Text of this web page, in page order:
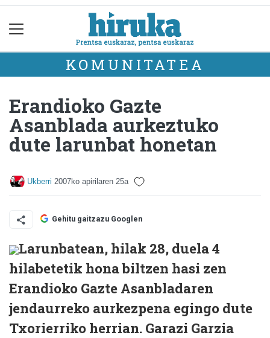
KOMUNITATEA
Erandioko Gazte
Asanblada aurkeztuko
dute larunbat honetan
Ukberri 2007ko apirilaren 25a
Gehitu gaitzazu Googlen
Larunbatean, hilak 28, duela 4
hilabetetik hona biltzen hasi zen
Erandioko Gazte Asanbladaren
jendaurreko aurkezpena egingo dute
Txorierriko herrian. Garazi Garzia